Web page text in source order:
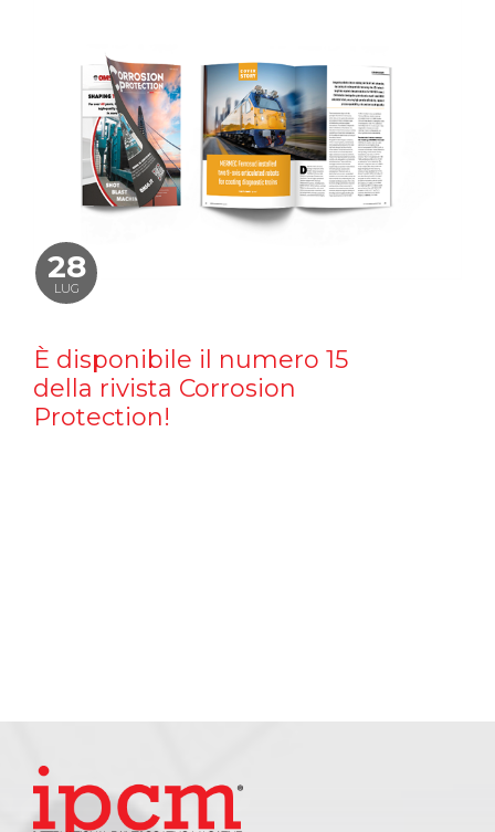
28
LUG
È disponibile il numero 15
della rivista Corrosion
Protection!